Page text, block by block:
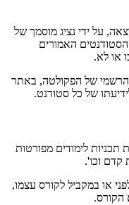
על ידי נציג מוסמך של
האמורים
או לא.
של הפקולטה, באתר
של כל סטודנט.
לימודים מפורטות
קדם וכו'.
או במקביל לקורס עצמו,
הקורס.